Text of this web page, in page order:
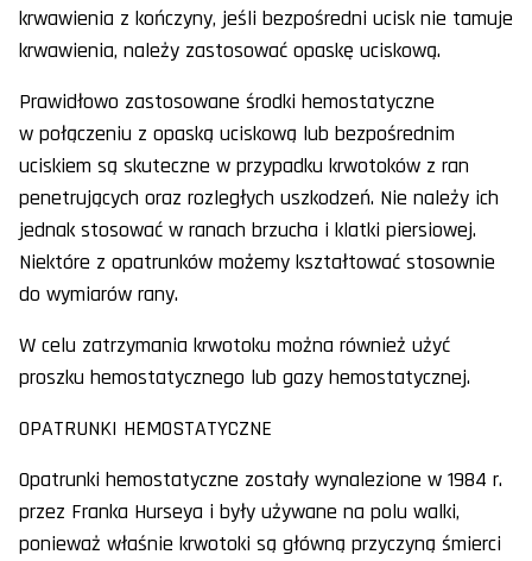
krwawienia z kończyny, jeśli bezpośredni ucisk nie tamuje
krwawienia, należy zastosować opaskę uciskową.
Prawidłowo zastosowane środki hemostatyczne
w połączeniu z opaską uciskową lub bezpośrednim
uciskiem są skuteczne w przypadku krwotoków z ran
penetrujących oraz rozległych uszkodzeń. Nie należy ich
jednak stosować w ranach brzucha i klatki piersiowej.
Niektóre z opatrunków możemy kształtować stosownie
do wymiarów rany.
W celu zatrzymania krwotoku można również użyć
proszku hemostatycznego lub gazy hemostatycznej.
OPATRUNKI HEMOSTATYCZNE
Opatrunki hemostatyczne zostały wynalezione w 1984 r.
przez Franka Hurseya i były używane na polu walki,
ponieważ właśnie krwotoki są główną przyczyną śmierci